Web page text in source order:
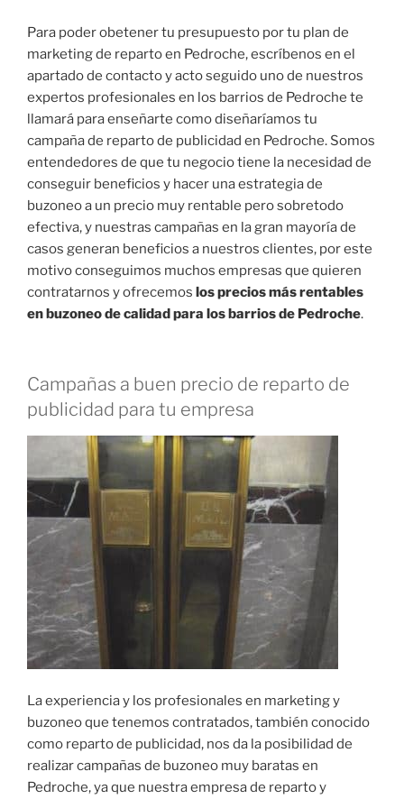
Para poder obetener tu presupuesto por tu plan de
marketing de reparto en Pedroche, escríbenos en el
apartado de contacto y acto seguido uno de nuestros
expertos profesionales en los barrios de Pedroche te
llamará para enseñarte como diseñaríamos tu
campaña de reparto de publicidad en Pedroche. Somos
entendedores de que tu negocio tiene la necesidad de
conseguir beneficios y hacer una estrategia de
buzoneo a un precio muy rentable pero sobretodo
efectiva, y nuestras campañas en la gran mayoría de
casos generan beneficios a nuestros clientes, por este
motivo conseguimos muchos empresas que quieren
contratarnos y ofrecemos los precios más rentables
en buzoneo de calidad para los barrios de Pedroche.
Campañas a buen precio de reparto de
publicidad para tu empresa
La experiencia y los profesionales en marketing y
buzoneo que tenemos contratados, también conocido
como reparto de publicidad, nos da la posibilidad de
realizar campañas de buzoneo muy baratas en
Pedroche, ya que nuestra empresa de reparto y